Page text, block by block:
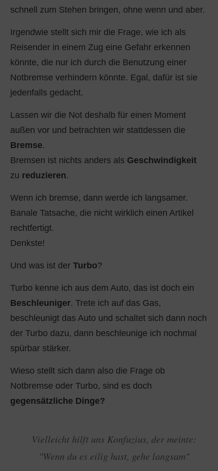
schnell zum Stehen bringen, ohne wenn und aber.
Irgendwie stellt sich mir die Frage, wie ich als
Reisender in einem Zug eine Gefahr erkennen
könnte, die nur ich durch die Benutzung einer
Notbremse verhindern könnte. Egal, dafür ist sie
jedenfalls gedacht.
Lassen wir die Not deshalb für einen Moment
außen vor und betrachten wir stattdessen die
Bremse.
Bremsen ist nichts anders als Geschwindigkeit
zu reduzieren.
Wenn ich bremse, dann werde ich langsamer.
Banale Tatsache, die nicht wirklich einen Artikel
rechtfertigt.
Denkste!
Und was ist der Turbo?
Turbo kenne ich aus dem Auto, das ist doch ein
Beschleuniger. Trete ich auf das Gas,
beschleunigt das Auto und schaltet sich dann noch
der Turbo dazu, dann beschleunige ich nochmal
spürbar stärker.
Wieso stellt sich dann also die Frage ob
Notbremse oder Turbo, sind es doch
gegensätzliche Dinge?
Vielleicht hilft uns Konfuzius, der meinte:
"Wenn du es eilig hast, gehe langsam"